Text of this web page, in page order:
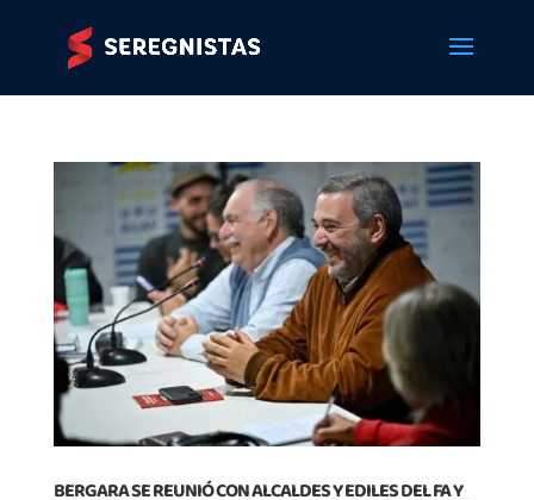
BERGARA SE REUNIÓ CON ALCALDES Y EDILES DEL FA Y